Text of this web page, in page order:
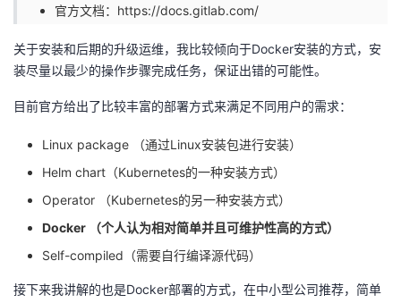
播
活
动
的
关
的
开
发
学
我
的
Programs
我
的
持
官方文档： https://docs.gitlab.com/
关于安装和后期的升级运维，我比较倾向于Docker安装的方式，安
装尽量以最少的操作步骤完成任务，保证出错的可能性。
目前官方给出了比较丰富的部署方式来满足不同用户的需求：
Linux package （通过Linux安装包进行安装）
Helm chart（Kubernetes的一种安装方式）
Operator （Kubernetes的另一种安装方式）
Docker （个人认为相对简单并且可维护性高的方式）
Self-compiled（需要自行编译源代码）
接下来我讲解的也是Docker部署的方式，在中小型公司推荐，简单